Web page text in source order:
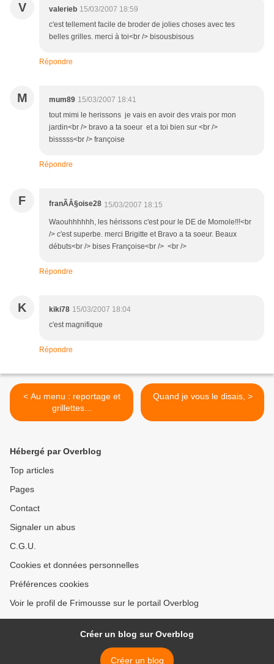
V valerieb 15/03/2007 18:59
c'est tellement facile de broder de jolies choses avec tes
belles grilles. merci à toi<br /> bisousbisous
Répondre
M mum89 15/03/2007 18:41
tout mimi le herissons je vais en avoir des vrais por mon
jardin<br /> bravo a ta soeur et a toi bien sur <br />
bisssss<br /> françoise
Répondre
F franÃÂ§oise28 15/03/2007 18:15
Waouhhhhhh, les hérissons c'est pour le DE de Momole!!!<br
/> c'est superbe. merci Brigitte et Bravo a ta soeur. Beaux
débuts<br /> bises Françoise<br /> <br />
Répondre
K kiki78 15/03/2007 18:04
c'est magnifique
Répondre
< Au menu : reportage et
grillettes...
Quand je vous le disais, >
Hébergé par Overblog
Top articles
Pages
Contact
Signaler un abus
C.G.U.
Cookies et données personnelles
Préférences cookies
Voir le profil de Frimousse sur le portail Overblog
Créer un blog sur Overblog
Créer un blog